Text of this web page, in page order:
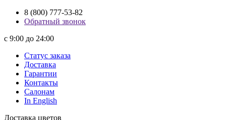
8 (800) 777-53-82
Обратный звонок
с 9:00 до 24:00
Статус заказа
Доставка
Гарантии
Контакты
Салонам
In English
Доставка цветов